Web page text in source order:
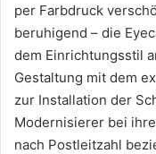
per Farbdruck
beruhigend – die
dem Einrichtungsstil
Gestaltung mit dem
zur Installation der
Modernisierer bei
nach Postleitzahl